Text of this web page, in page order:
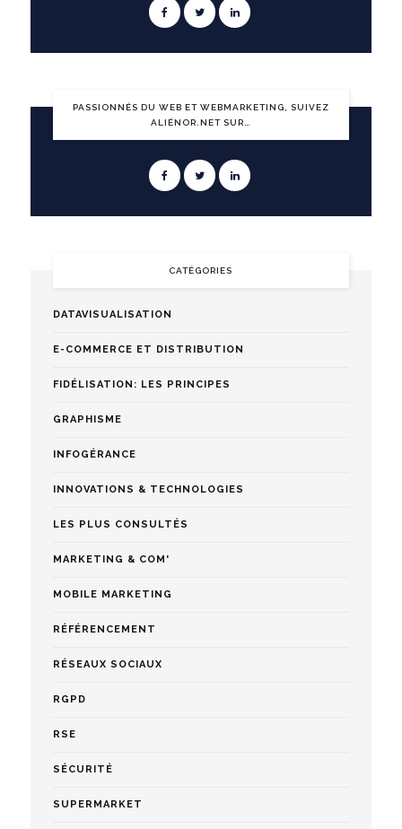
PASSIONNÉS DU WEB ET WEBMARKETING, SUIVEZ
ALIÉNOR.NET SUR…
CATÉGORIES
DATAVISUALISATION
E-COMMERCE ET DISTRIBUTION
FIDÉLISATION: LES PRINCIPES
GRAPHISME
INFOGÉRANCE
INNOVATIONS & TECHNOLOGIES
LES PLUS CONSULTÉS
MARKETING & COM'
MOBILE MARKETING
RÉFÉRENCEMENT
RÉSEAUX SOCIAUX
RGPD
RSE
SÉCURITÉ
SUPERMARKET